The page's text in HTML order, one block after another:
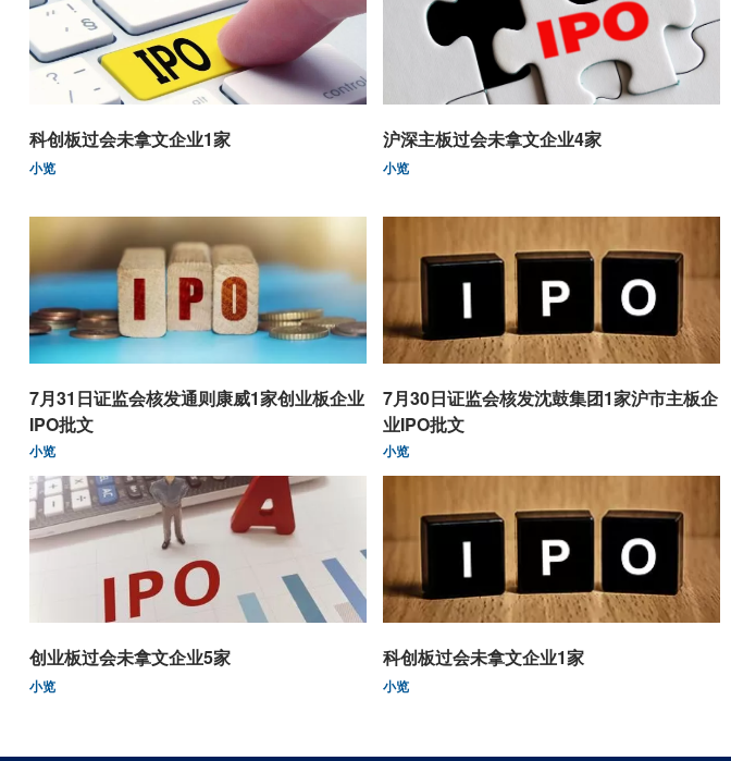
科创板过会未拿文企业1家
小览
沪深主板过会未拿文企业4家
小览
7月31日证监会核发通则康威1家创业板企业
IPO批文
小览
7月30日证监会核发沈鼓集团1家沪市主板企
业IPO批文
小览
创业板过会未拿文企业5家
小览
科创板过会未拿文企业1家
小览